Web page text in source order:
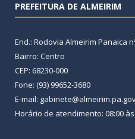
PREFEITURA DE ALMEIRIM
End.: Rodovia Almeirim Panaica
Bairro: Centro
CEP: 68230-000
Fone: (93) 99652-3680
E-mail:
Horário de atendimento: 08:00 às